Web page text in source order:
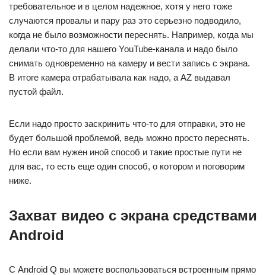
требовательное и в целом надежное, хотя у него тоже
случаются провалы и пару раз это серьезно подводило,
когда не было возможности переснять. Например, когда мы
делали что-то для нашего YouTube-канала и надо было
снимать одновременно на камеру и вести запись с экрана.
В итоге камера отрабатывала как надо, а AZ выдавал
пустой файл.
Если надо просто заскринить что-то для отправки, это не
будет большой проблемой, ведь можно просто переснять.
Но если вам нужен иной способ и такие простые пути не
для вас, то есть еще один способ, о котором и поговорим
ниже.
Захват видео с экрана средствами
Android
С Android Q вы можете воспользоваться встроенным прямо